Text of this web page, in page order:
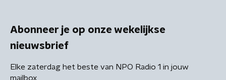
Abonneer je op onze wekelijkse
nieuwsbrief
Elke zaterdag het beste van NPO Radio 1 in jouw
mailbox